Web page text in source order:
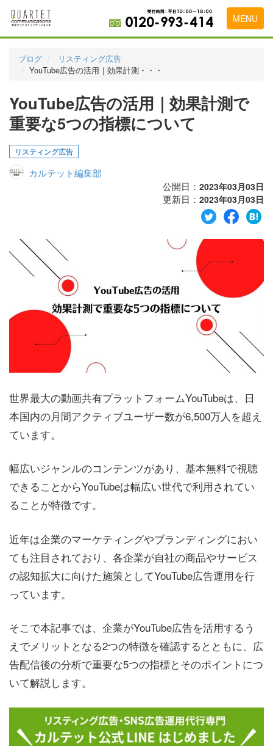
MENU
料金表
実績・お客様の声
初めて導入をお考えの方
代理店の乗り換えをお考えの方
広告代理店・HP制作会社様へ
お問い合わせ
ブログ
リスティング広告
YouTube広告の活用｜効果計測・・・
YouTube広告の活用｜効果計測で
重要な5つの指標について
リスティング広告
カルテット編集部
公開日： 2023年03月03日
更新日： 2023年03月03日
世界最大の動画共有プラットフォームYouTubeは、日
本国内の月間アクティブユーザー数が6,500万人を超え
ています。
幅広いジャンルのコンテンツがあり、基本無料で視聴
できることからYouTubeは幅広い世代で利用されてい
ることが特徴です。
近年は企業のマーケティングやブランディングにおい
ても注目されており、各企業が自社の商品やサービス
の認知拡大に向けた施策としてYouTube広告運用を行
っています。
そこで本記事では、企業がYouTube広告を活用するう
えでメリットとなる2つの特徴を確認するとともに、広
告配信後の分析で重要な5つの指標とそのポイントにつ
いて解説します。